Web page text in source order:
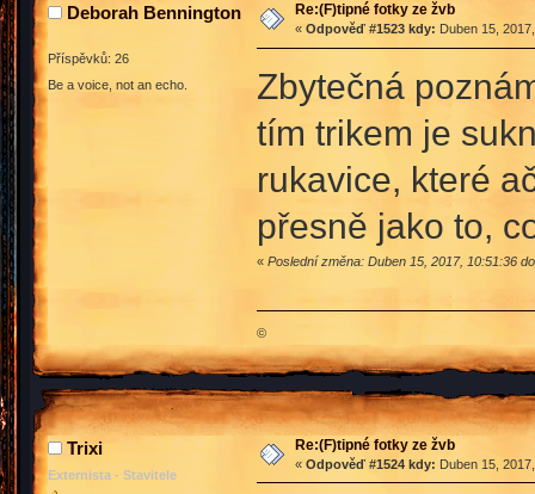
Deborah Bennington
Příspěvků: 26
Be a voice, not an echo.
Re:(F)tipné fotky ze žvb
« Odpověď #1523 kdy: Duben 15,
Zbytečná
tím trikem je
rukavice, které
přesně jako to,
« Poslední změna: Duben 15, 2017, 10:51:36
©
Trixi
Externista - Stavitele
Re:(F)tipné fotky ze žvb
« Odpověď #1524 kdy: Duben 15,